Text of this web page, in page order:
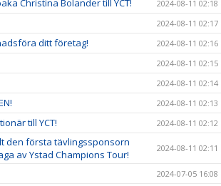
Christina Bolander till YCT! 2024-08-11 02:18
2024-08-11 02:17
ditt företag! 2024-08-11 02:16
2024-08-11 02:15
2024-08-11 02:14
2024-08-11 02:13
till YCT! 2024-08-11 02:12
den första tävlingssponsorn
av Ystad Champions Tour!
2024-08-11 02:11
2024-07-05 16:08